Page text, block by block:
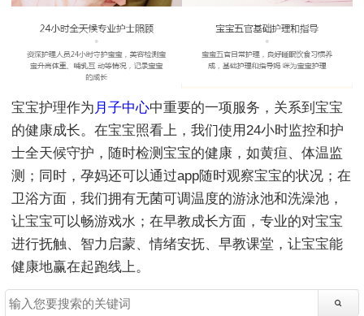
宝宝护理作为 月子中心中重要的一项服务，关系到宝宝
的健康成长。在宝宝照看上，我们使用24小时监控和护
士全天候守护，随时检测宝宝的健康，如黄疸、体温监
测；同时，孕妈还可以通过app随时观察宝宝的状况；在
卫浴方面，我们拥有无菌可调温度的游泳池和洗澡池，
让宝宝可以畅游戏水；在早教成长方面，专业的对宝宝
进行抚触、智力启蒙、情绪安抚、早教课堂，让宝宝能
健康地赢在起跑线上。